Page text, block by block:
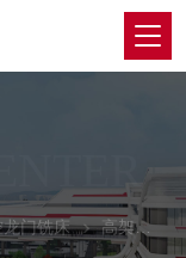
龙门铣床 高架桥式数控龙门铣床